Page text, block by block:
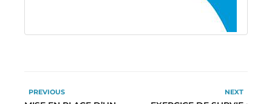
PREVIOUS NEXT